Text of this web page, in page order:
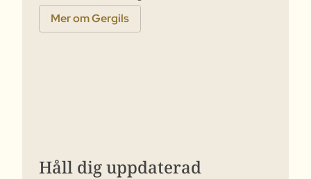
Mer om Gergils
Håll dig uppdaterad